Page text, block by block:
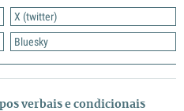
X (twitter)
Bluesky
verbais e condicionais